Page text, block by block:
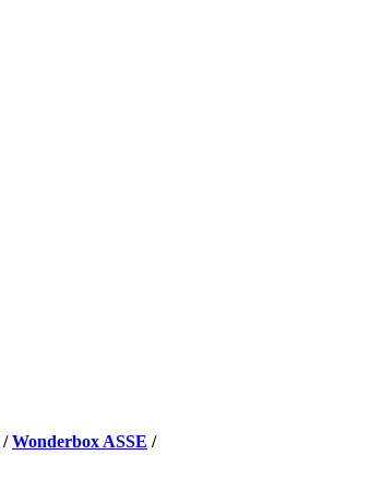
/Wonderbox ASSE /